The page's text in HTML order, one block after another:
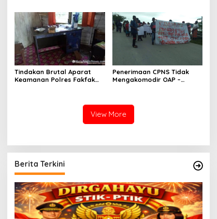
Tindakan Brutal Aparat
Keamanan Polres Fakfak
Penerimaan CPNS Tidak
Mengakomodir OAP –
View More
Berita Terkini